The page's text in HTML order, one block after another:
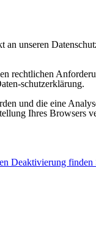
unseren
rechtlichen
schutzerklärung.
und die eine
Ihres
Deaktivierung